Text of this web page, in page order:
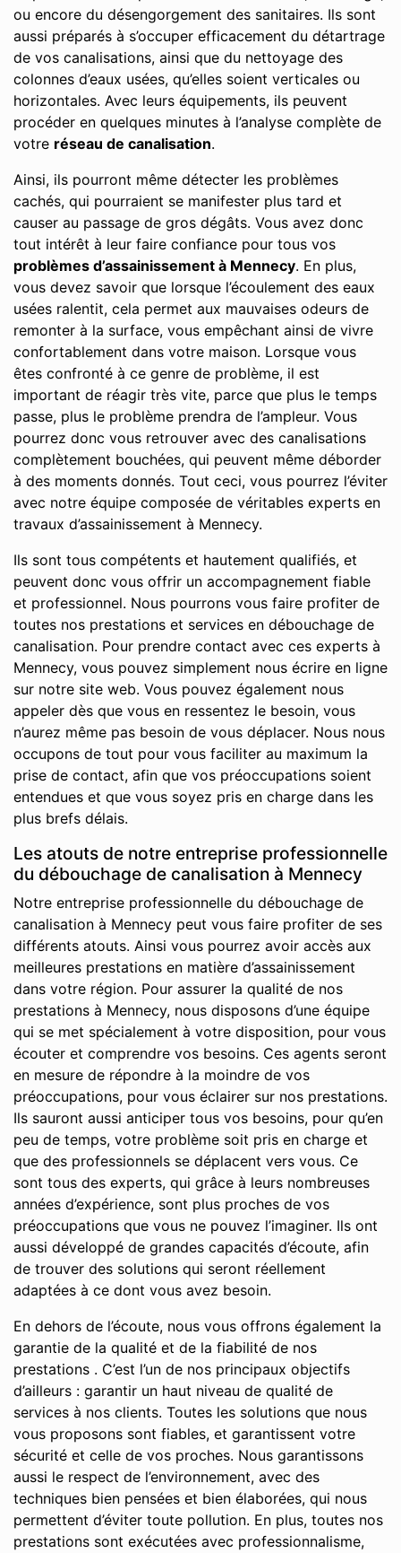
ou encore du désengorgement des sanitaires. Ils sont
aussi préparés à s’occuper efficacement du détartrage
de vos canalisations, ainsi que du nettoyage des
colonnes d’eaux usées, qu’elles soient verticales ou
horizontales. Avec leurs équipements, ils peuvent
procéder en quelques minutes à l’analyse complète de
votre réseau de canalisation.
Ainsi, ils pourront même détecter les problèmes
cachés, qui pourraient se manifester plus tard et
causer au passage de gros dégâts. Vous avez donc
tout intérêt à leur faire confiance pour tous vos
problèmes d’assainissement à Mennecy. En plus,
vous devez savoir que lorsque l’écoulement des eaux
usées ralentit, cela permet aux mauvaises odeurs de
remonter à la surface, vous empêchant ainsi de vivre
confortablement dans votre maison. Lorsque vous
êtes confronté à ce genre de problème, il est
important de réagir très vite, parce que plus le temps
passe, plus le problème prendra de l’ampleur. Vous
pourrez donc vous retrouver avec des canalisations
complètement bouchées, qui peuvent même déborder
à des moments donnés. Tout ceci, vous pourrez l’éviter
avec notre équipe composée de véritables experts en
travaux d’assainissement à Mennecy.
Ils sont tous compétents et hautement qualifiés, et
peuvent donc vous offrir un accompagnement fiable
et professionnel. Nous pourrons vous faire profiter de
toutes nos prestations et services en débouchage de
canalisation. Pour prendre contact avec ces experts à
Mennecy, vous pouvez simplement nous écrire en ligne
sur notre site web. Vous pouvez également nous
appeler dès que vous en ressentez le besoin, vous
n’aurez même pas besoin de vous déplacer. Nous nous
occupons de tout pour vous faciliter au maximum la
prise de contact, afin que vos préoccupations soient
entendues et que vous soyez pris en charge dans les
plus brefs délais.
Les atouts de notre entreprise professionnelle
du débouchage de canalisation à Mennecy
Notre entreprise professionnelle du débouchage de
canalisation à Mennecy peut vous faire profiter de ses
différents atouts. Ainsi vous pourrez avoir accès aux
meilleures prestations en matière d’assainissement
dans votre région. Pour assurer la qualité de nos
prestations à Mennecy, nous disposons d’une équipe
qui se met spécialement à votre disposition, pour vous
écouter et comprendre vos besoins. Ces agents seront
en mesure de répondre à la moindre de vos
préoccupations, pour vous éclairer sur nos prestations.
Ils sauront aussi anticiper tous vos besoins, pour qu’en
peu de temps, votre problème soit pris en charge et
que des professionnels se déplacent vers vous. Ce
sont tous des experts, qui grâce à leurs nombreuses
années d’expérience, sont plus proches de vos
préoccupations que vous ne pouvez l’imaginer. Ils ont
aussi développé de grandes capacités d’écoute, afin
de trouver des solutions qui seront réellement
adaptées à ce dont vous avez besoin.
En dehors de l’écoute, nous vous offrons également la
garantie de la qualité et de la fiabilité de nos
prestations . C’est l’un de nos principaux objectifs
d’ailleurs : garantir un haut niveau de qualité de
services à nos clients. Toutes les solutions que nous
vous proposons sont fiables, et garantissent votre
sécurité et celle de vos proches. Nous garantissons
aussi le respect de l’environnement, avec des
techniques bien pensées et bien élaborées, qui nous
permettent d’éviter toute pollution. En plus, toutes nos
prestations sont exécutées avec professionnalisme,